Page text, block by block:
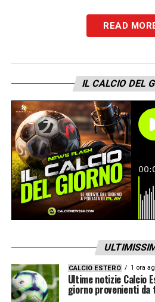
READ
IL CALCIO DEL
CALCIO ESTERO 1 ora
Ultime notizie Calcio
giorno provenienti